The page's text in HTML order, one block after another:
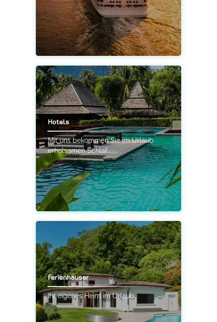
Hotels
Mit uns bekommen Sie im Urlaub
erholsamen Schlaf
Ferienhäuser
Ihr eigenes Heim im Urlaub